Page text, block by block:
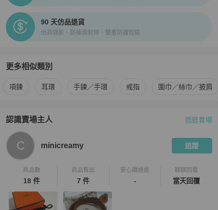
90 天仿品退貨
出貨錄影、防掉換封條、雙重防護包裝
更多相似類別
更多Swarovski女士配件相似商品推薦
項鍊 耳環 手鍊／手環 戒指 圍巾／絲巾／披肩
認識賣場主人
PopChill 拍拍圈嚴選賣家
逛逛賣場
C minicreamy 追蹤
商品數
18 件
商品售出
7 件
安心購通過
-
聊聊回覆
當天回覆